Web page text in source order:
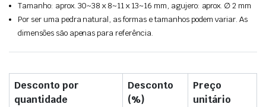
Tamanho: aprox. 30~38 x 8~11 x 13~16 mm, agujero: aprox. ∅ 2 mm
Por ser uma pedra natural, as formas e tamanhos podem variar. As
dimensões são apenas para referência.
Desconto por
quantidade
Desconto
(%)
Preço
unitário